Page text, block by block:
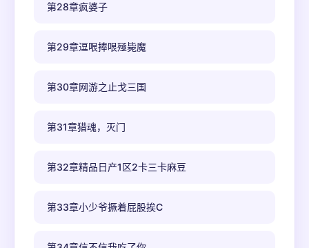
第28章疯婆子
第29章逗哏捧哏殛毙魔
第30章网游之止戈三国
第31章猎魂，灭门
第32章精品日产1区2卡三卡麻豆
第33章小少爷撅着屁股挨C